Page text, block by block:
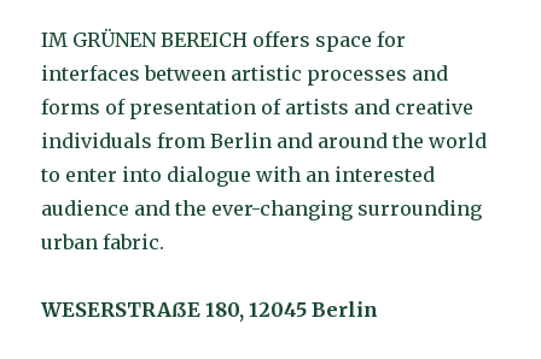
IM GRÜNEN BEREICH offers space for
interfaces between artistic processes and
forms of presentation of artists and creative
individuals from Berlin and around the world
to enter into dialogue with an interested
audience and the ever-changing surrounding
urban fabric.
WESERSTRAßE 180, 12045 Berlin